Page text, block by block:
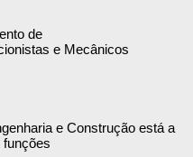
de
e Mecânicos
e Construção está a